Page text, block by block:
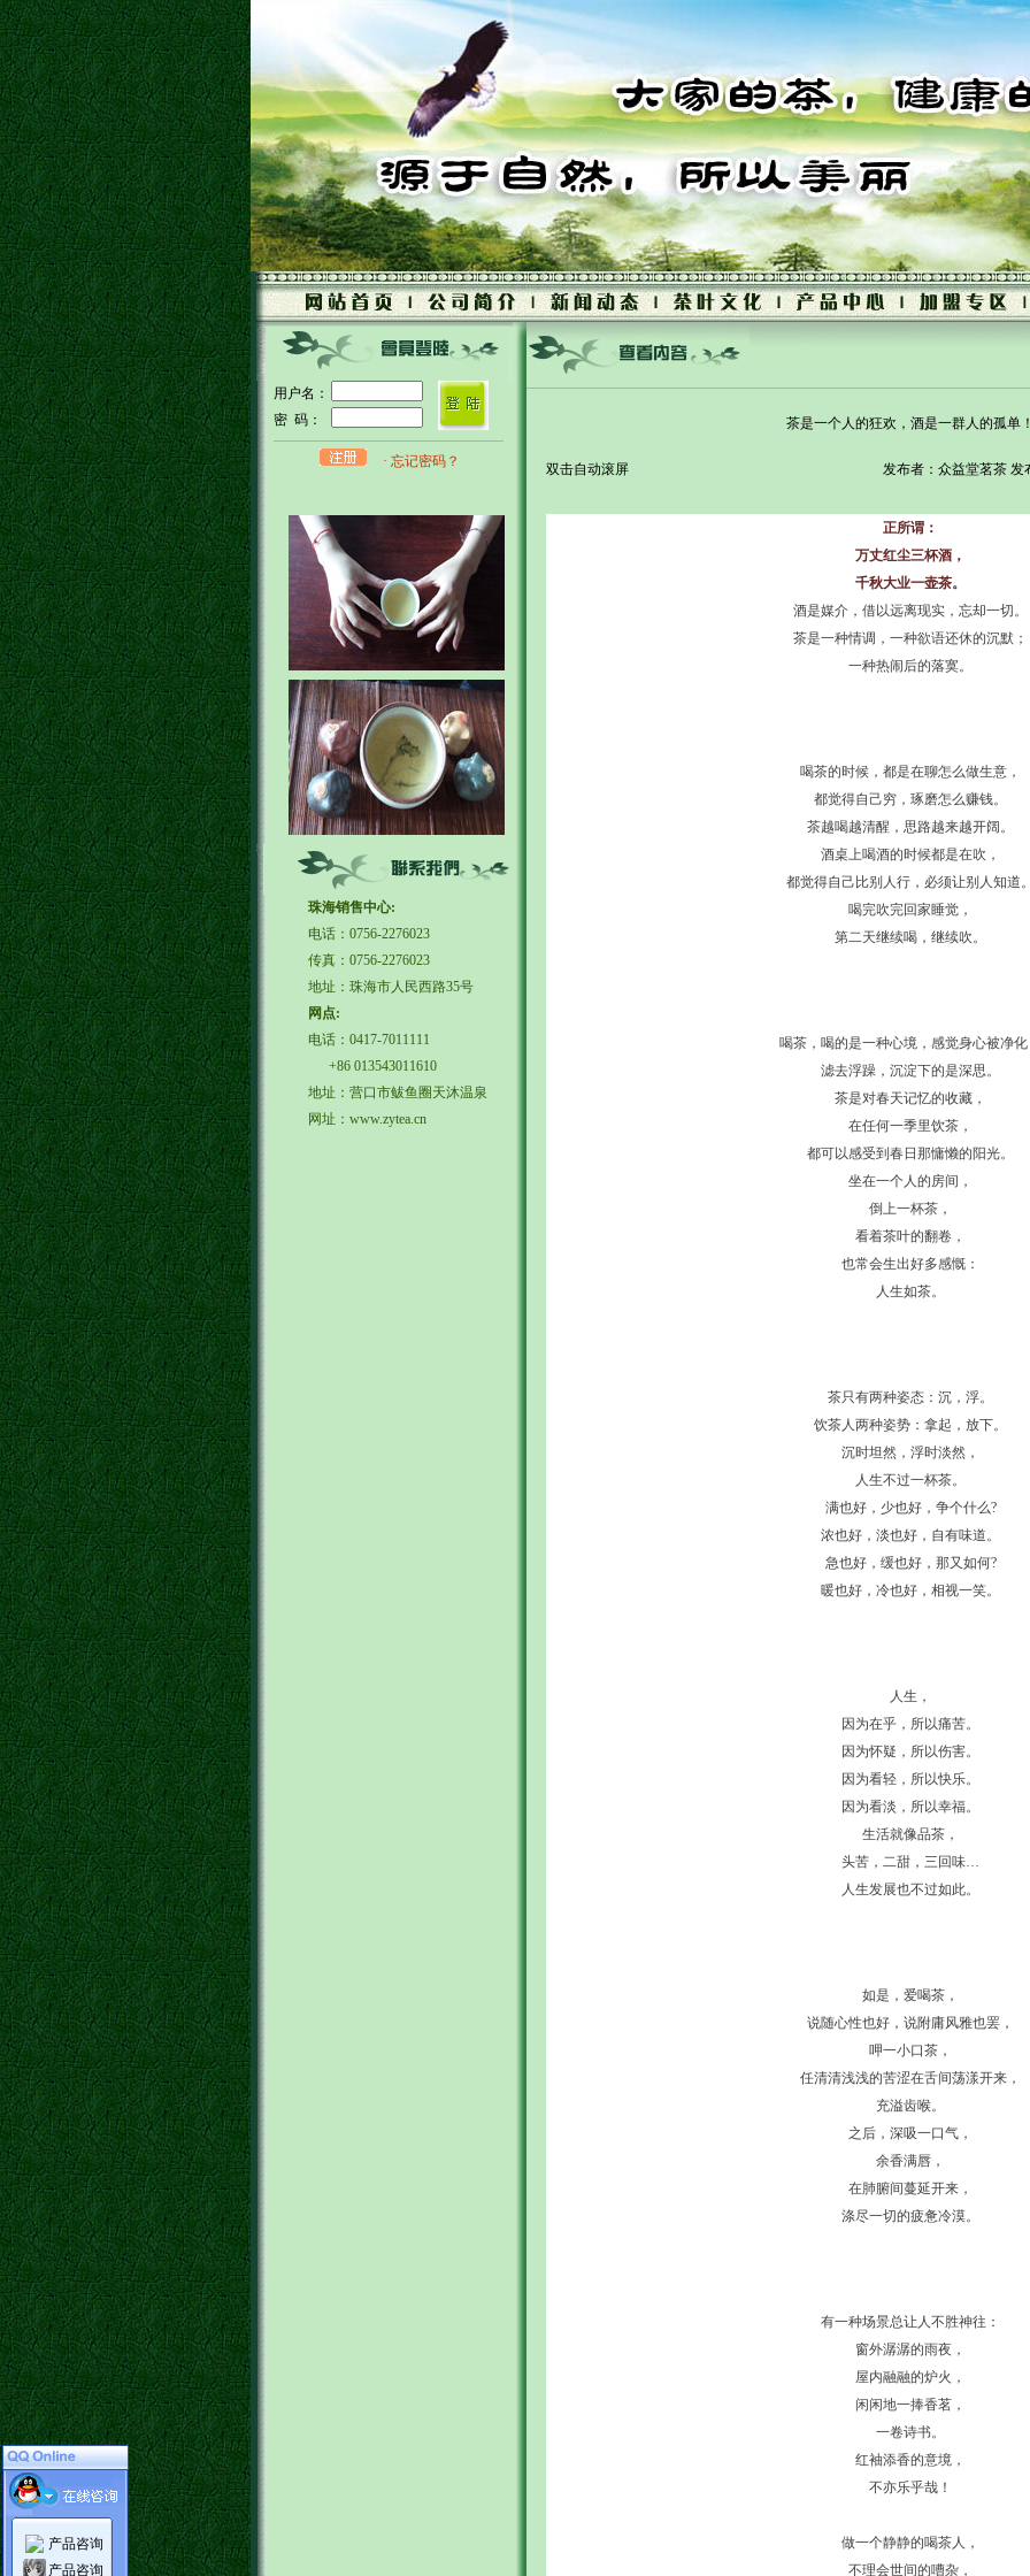
用户名：
密 码：
· 忘记密码？
珠海销售中心:
电话：0756-2276023
传真：0756-2276023
地址：珠海市人民西路35号
网点:
电话：0417-7011111
+86 013543011610
地址：营口市鲅鱼圈天沐温泉
网址：www.zytea.cn
茶是一个人的狂欢，酒是一群人的孤单
双击自动滚屏 发布者：众益堂茗茶 发
正所谓：
万丈红尘三杯酒，
千秋大业一壶茶。
酒是媒介，借以远离现实，忘却一切。
茶是一种情调，一种欲语还休的沉默；
一种热闹后的落寞。
喝茶的时候，都是在聊怎么做生意，
都觉得自己穷，琢磨怎么赚钱。
茶越喝越清醒，思路越来越开阔。
酒桌上喝酒的时候都是在吹，
都觉得自己比别人行，必须让别人知道
喝完吹完回家睡觉，
第二天继续喝，继续吹。
喝茶，喝的是一种心境，感觉身心被净
滤去浮躁，沉淀下的是深思。
茶是对春天记忆的收藏，
在任何一季里饮茶，
都可以感受到春日那慵懒的阳光。
坐在一个人的房间，
倒上一杯茶，
看着茶叶的翻卷，
也常会生出好多感慨：
人生如茶。
茶只有两种姿态：沉，浮。
饮茶人两种姿势：拿起，放下。
沉时坦然，浮时淡然，
人生不过一杯茶。
满也好，少也好，争个什么?
浓也好，淡也好，自有味道。
急也好，缓也好，那又如何?
暖也好，冷也好，相视一笑。
人生，
因为在乎，所以痛苦。
因为怀疑，所以伤害。
因为看轻，所以快乐。
因为看淡，所以幸福。
生活就像品茶，
头苦，二甜，三回味…
人生发展也不过如此。
如是，爱喝茶，
说随心性也好，说附庸风雅也罢，
呷一小口茶，
任清清浅浅的苦涩在舌间荡漾开来，
充溢齿喉。
之后，深吸一口气，
余香满唇，
在肺腑间蔓延开来，
涤尽一切的疲惫冷漠。
有一种场景总让人不胜神往：
窗外潺潺的雨夜，
屋内融融的炉火，
闲闲地一捧香茗，
一卷诗书。
红袖添香的意境，
不亦乐乎哉！
做一个静静的喝茶人，
不理会世间的嘈杂，
产品咨询
产品咨询